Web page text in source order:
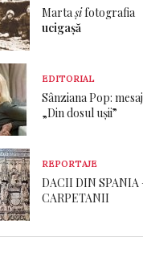
Martașifotografia
ucigașă
EDITORIAL
Sânziana Pop: mesaj
„Din dosul ușii”
REPORTAJE
DACII DIN SPANIA
CARPETANII